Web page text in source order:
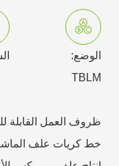
الوضع:
TBLM
ظروف العمل القابلة
خط كريات علف